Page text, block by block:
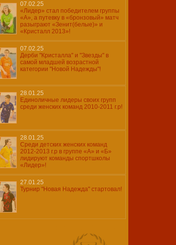
07.02.25
«Лидер» стал победителем группы
«А», а путевку в «бронзовый» матч
разыграют «Зенит(белые)» и
«Кристалл 2013»!
07.02.25
Дерби "Кристалла" и "Звезды" в
самой младшей возрастной
категории "Новой Надежды"!
28.01.25
Единоличные лидеры своих групп
среди женских команд 2010-2011 г.р!
28.01.25
Среди детских женских команд
2012-2013 г.р в группе «А» и «Б»
лидируют команды спортшколы
«Лидер»!
27.01.25
Турнир "Новая Надежда" стартовал!